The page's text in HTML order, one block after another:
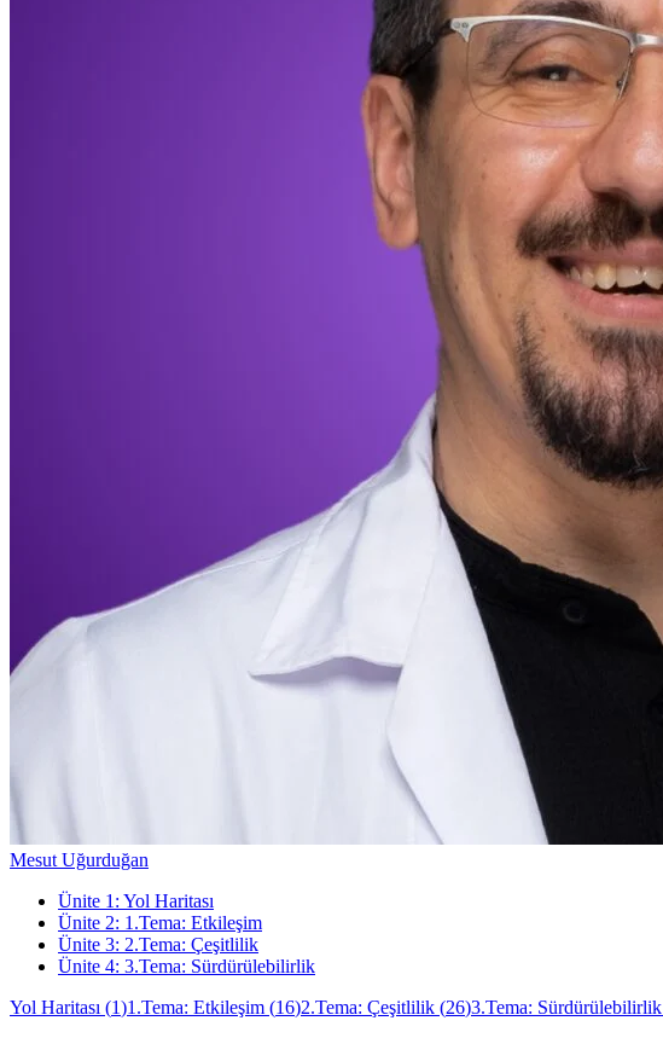
Mesut Uğurduğan
Ünite 1 : Yol Haritası
Ünite 2: 1.Tema: Etkileşim
Ünite 3: 2.Tema: Çeşitlilik
Ünite 4: 3.Tema: Sürdürülebilirlik
Yol Haritası (1)1.Tema: Etkileşim (16)2.Tema: Çeşitlilik (26)3.Tema: Sürdürülebilirlik